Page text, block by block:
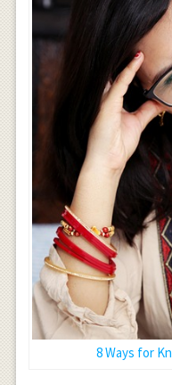
8 Ways for